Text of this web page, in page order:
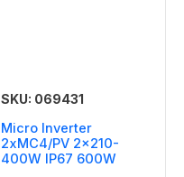
SKU: 069431
Micro Inverter
2xMC4/PV 2×210-
400W IP67 600W